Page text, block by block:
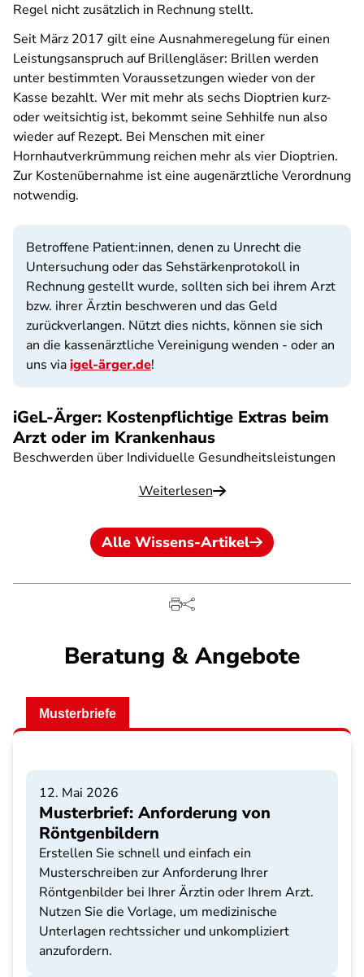
Regel nicht zusätzlich in Rechnung stellt.
Seit März 2017 gilt eine Ausnahmeregelung für einen
Leistungsanspruch auf Brillengläser: Brillen werden
unter bestimmten Voraussetzungen wieder von der
Kasse bezahlt. Wer mit mehr als sechs Dioptrien kurz-
oder weitsichtig ist, bekommt seine Sehhilfe nun also
wieder auf Rezept. Bei Menschen mit einer
Hornhautverkrümmung reichen mehr als vier Dioptrien.
Zur Kostenübernahme ist eine augenärztliche Verordnung
notwendig.
Betroffene Patient:innen, denen zu Unrecht die
Untersuchung oder das Sehstärkenprotokoll in
Rechnung gestellt wurde, sollten sich bei ihrem Arzt
bzw. ihrer Ärztin beschweren und das Geld
zurückverlangen. Nützt dies nichts, können sie sich
an die kassenärztliche Vereinigung wenden - oder an
uns viaigel-ärger.de!
iGeL-Ärger: Kostenpflichtige Extras beim
Arzt oder im Krankenhaus
Beschwerden über Individuelle Gesundheitsleistungen
Weiterlesen
Alle Wissens-Artikel
Beratung & Angebote
Musterbriefe
12. Mai 2026
Musterbrief: Anforderung von
Röntgenbildern
Erstellen Sie schnell und einfach ein
Musterschreiben zur Anforderung Ihrer
Röntgenbilder bei Ihrer Ärztin oder Ihrem Arzt.
Nutzen Sie die Vorlage, um medizinische
Unterlagen rechtssicher und unkompliziert
anzufordern.